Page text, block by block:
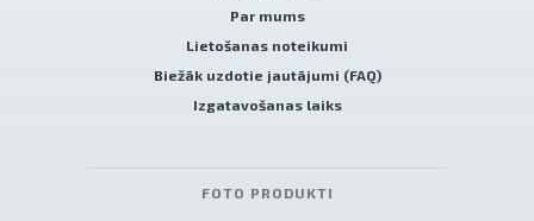
Par mums
Lietošanas noteikumi
Biežāk uzdotie jautājumi (FAQ)
Izgatavošanas laiks
FOTO PRODUKTI